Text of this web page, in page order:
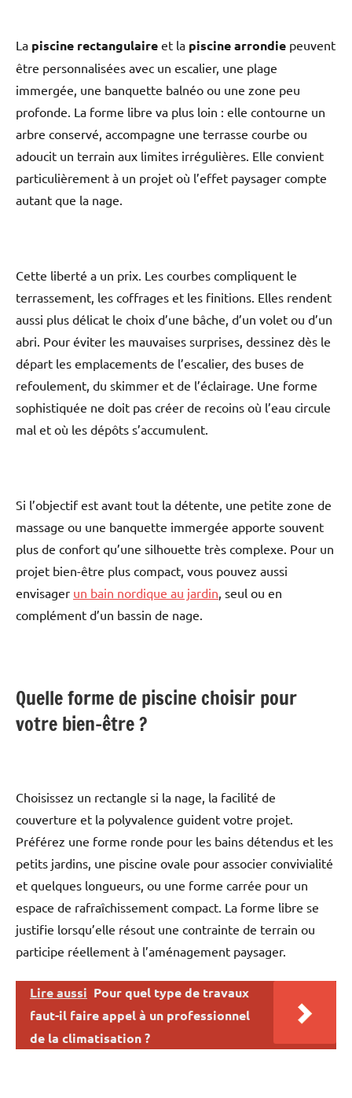
La piscine rectangulaire et la piscinearrondie peuvent
être personnalisées avec un escalier, une plage
immergée, une banquette balnéo ou une zone peu
profonde. La forme libre va plus loin : elle contourne un
arbre conservé, accompagne une terrasse courbe ou
adoucit un terrain aux limites irrégulières. Elle convient
particulièrement à un projet où l’effet paysager compte
autant que la nage.
Cette liberté a un prix. Les courbes compliquent le
terrassement, les coffrages et les finitions. Elles rendent
aussi plus délicat le choix d’une bâche, d’un volet ou d’un
abri. Pour éviter les mauvaises surprises, dessinez dès le
départ les emplacements de l’escalier, des buses de
refoulement, du skimmer et de l’éclairage. Une forme
sophistiquée ne doit pas créer de recoins où l’eau circule
mal et où les dépôts s’accumulent.
Si l’objectif est avant tout la détente, une petite zone de
massage ou une banquette immergée apporte souvent
plus de confort qu’une silhouette très complexe. Pour un
projet bien-être plus compact, vous pouvez aussi
envisager un bain nordique au jardin , seul ou en
complément d’un bassin de nage.
Quelle forme de piscine choisir pour
votre bien-être ?
Choisissez un rectangle si la nage, la facilité de
couverture et la polyvalence guident votre projet.
Préférez une forme ronde pour les bains détendus et les
petits jardins, une piscine ovale pour associer convivialité
et quelques longueurs, ou une forme carrée pour un
espace de rafraîchissement compact. La forme libre se
justifie lorsqu’elle résout une contrainte de terrain ou
participe réellement à l’aménagement paysager.
Lire aussi Pour quel type de travaux
faut-il faire appel à un professionnel
de la climatisation ?